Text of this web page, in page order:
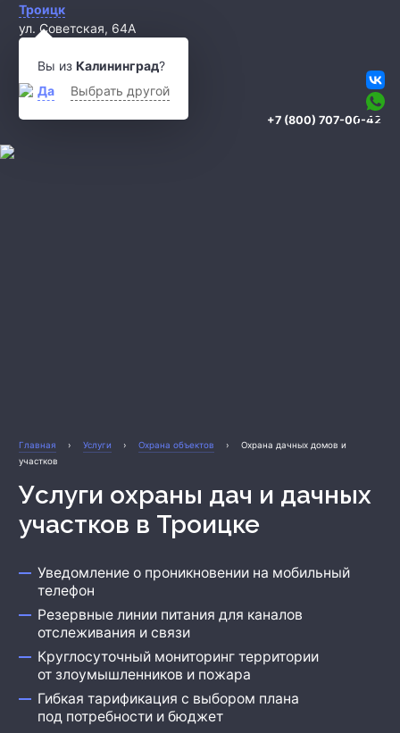
Троицк
Вы из Калининград?
Да
Выбрать другой
ул. Советская, 64А
+7 (800) 707-00-42
Главная › Услуги › Охрана объектов ›
Охрана дачных домов и
участков
Услуги охраны дач и дачных
участков в Троицке
Уведомление о проникновении на мобильный
телефон
Резервные линии питания для каналов
отслеживания и связи
Круглосуточный мониторинг территории
от злоумышленников и пожара
Гибкая тарификация с выбором плана
под потребности и бюджет